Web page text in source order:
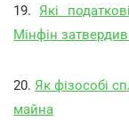
19. Які
Мінфін
20. Як фізособі
майна